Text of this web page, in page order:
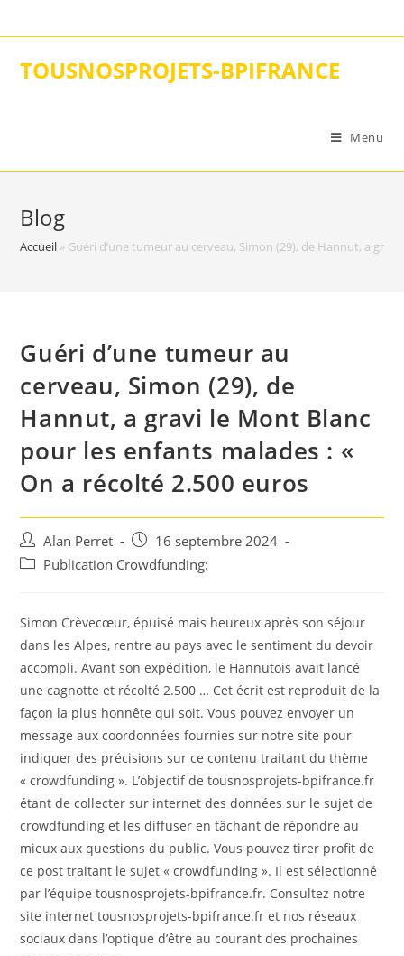
to
TOUSNOSPROJETS-BPIFRANCE
Menu
Blog
Accueil » Guéri d’une tumeur au cerveau, Simon (29), de Hannut, a
Guéri d’une tumeur au
cerveau, Simon (29), de
Hannut, a gravi le Mont Blanc
pour les enfants malades : «
On a récolté 2.500 euros
Auteur/autrice
de
Alan Perret
Post
published:
16 septembre 2024
PostPublication Crowdfunding:
Simon Crèvecœur, épuisé mais heureux après son séjour
dans les Alpes, rentre au pays avec le sentiment du devoir
accompli. Avant son expédition, le Hannutois avait lancé
une cagnotte et récolté 2.500 … Cet écrit est reproduit de la
façon la plus honnête qui soit. Vous pouvez envoyer un
message aux coordonnées fournies sur notre site pour
indiquer des précisions sur ce contenu traitant du thème
« crowdfunding ». L’objectif de tousnosprojets-bpifrance.fr
étant de collecter sur internet des données sur le sujet de
crowdfunding et les diffuser en tâchant de répondre au
mieux aux questions du public. Vous pouvez tirer profit de
ce post traitant le sujet « crowdfunding ». Il est sélectionné
par l’équipe tousnosprojets-bpifrance.fr. Consultez notre
site internet tousnosprojets-bpifrance.fr et nos réseaux
sociaux dans l’optique d’être au courant des prochaines